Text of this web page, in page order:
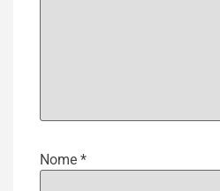
Nome *